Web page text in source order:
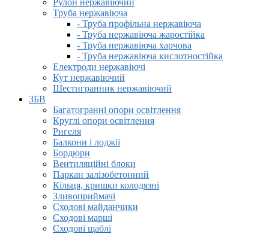
Рулон нержавіючий
Труба нержавіюча
- Труба профільна нержавіюча
- Труба нержавіюча жаростійка
- Труба нержавіюча харчова
- Труба нержавіюча кислотностійка
Електроди нержавіючі
Кут нержавіючий
Шестигранник нержавіючий
ЗБВ
Багатогранні опори освітлення
Круглі опори освітлення
Ригеля
Балкони і лоджії
Бордюри
Вентиляційні блоки
Паркан залізобетонний
Кільця, кришки колодязні
Зливоприймачі
Сходові майданчики
Сходові марші
Сходові щаблі